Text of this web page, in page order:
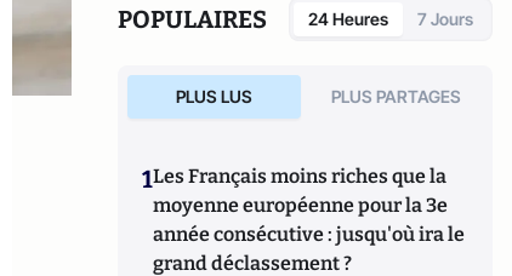
POPULAIRES 24 Heures 7 Jours
PLUS LUS PLUS PARTAGES
1Les Français moins riches que la
moyenne européenne pour la 3e
année consécutive : jusqu'où ira le
grand déclassement ?